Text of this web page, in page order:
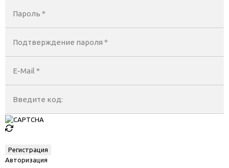
Пароль *
Подтверждение пароля *
E-Mail *
Введите код:
Авторизация